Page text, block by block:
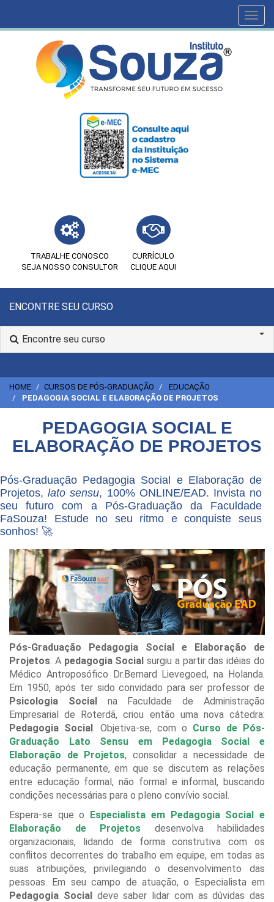
TRABALHE CONOSCO
SEJA NOSSO CONSULTOR
CURRÍCULO
CLIQUE AQUI
ENCONTRE SEU CURSO
Encontre seu curso
HOME CURSOS DE PÓS-GRADUAÇÃO
EDUCAÇÃO
PEDAGOGIA SOCIAL E ELABORAÇÃO DE PROJETOS
PEDAGOGIA SOCIAL E
ELABORAÇÃO DE PROJETOS
Pós-Graduação Pedagogia Social e Elaboração de
Projetos,lato sensu, 100% ONLINE/EAD. Invista no
seu futuro com a Pós-Graduação da Faculdade
FaSouza! Estude no seu ritmo e conquiste seus
sonhos! 🚀
Pós-Graduação Pedagogia Social e Elaboração de
Projetos: A pedagogia Social surgiu a partir das idéias do
Médico Antroposófico Dr.Bernard Lievegoed, na Holanda.
Em 1950, após ter sido convidado para ser professor de
Psicologia Socialna Faculdade de Administração
Empresarial de Roterdã, criou então uma nova cátedra:
Pedagogia Social . Objetiva-se, com o Curso de Pós-
Graduação Lato Sensu em Pedagogia Social e
Elaboração de Projetos, consolidar a necessidade de
educação permanente, em que se discutem as relações
entre educação formal, não formal e informal, buscando
condições necessárias para o pleno convívio social.
Espera-se que o Especialista em Pedagogia Social e
Elaboração de Projetos desenvolva habilidades
organizacionais, lidando de forma construtiva com os
conflitos decorrentes do trabalho em equipe, em todas as
suas atribuições, privilegiando o desenvolvimento das
pessoas. Em seu campo de atuação, o Especialista em
Pedagogia Socialdeve saber lidar com as dúvidas das